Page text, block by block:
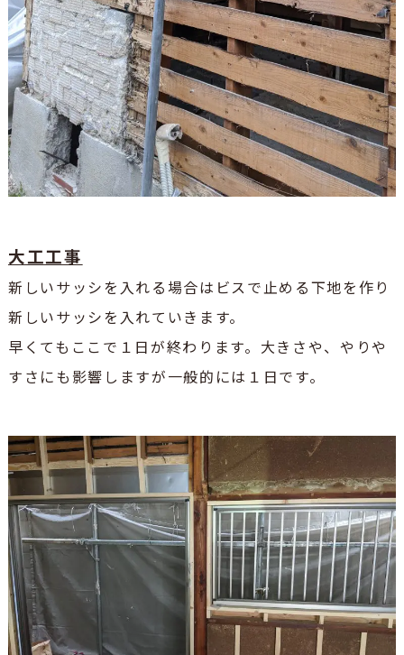
大工工事
新しいサッシを入れる場合はビスで止める下地を作り
新しいサッシを入れていきます。
早くてもここで１日が終わります。大きさや、やりや
すさにも影響しますが一般的には１日です。